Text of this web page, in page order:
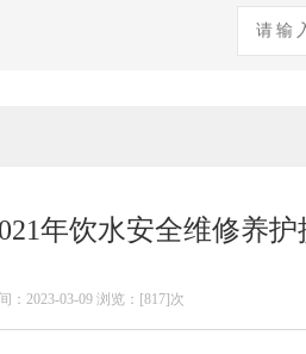
年饮水安全维修养护
：2023-03-09 浏览：[817]次